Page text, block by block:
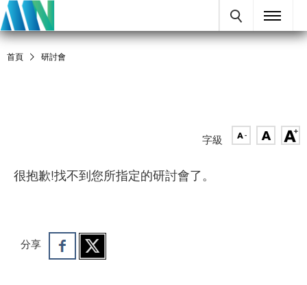
首頁 研討會
字級
很抱歉!找不到您所指定的研討會了。
分享